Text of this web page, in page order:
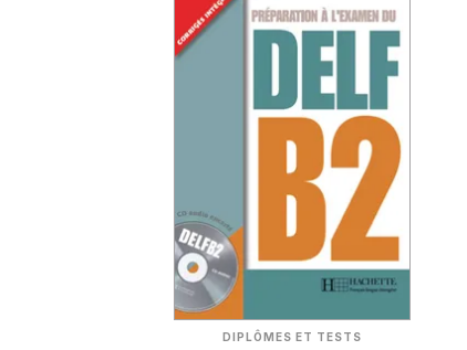
DIPLÔMES ET TESTS